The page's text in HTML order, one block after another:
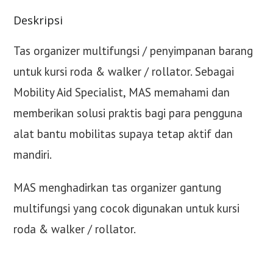
Deskripsi
Tas organizer multifungsi / penyimpanan barang
untuk kursi roda & walker / rollator. Sebagai
Mobility Aid Specialist, MAS memahami dan
memberikan solusi praktis bagi para pengguna
alat bantu mobilitas supaya tetap aktif dan
mandiri.
MAS menghadirkan tas organizer gantung
multifungsi yang cocok digunakan untuk kursi
roda & walker / rollator.